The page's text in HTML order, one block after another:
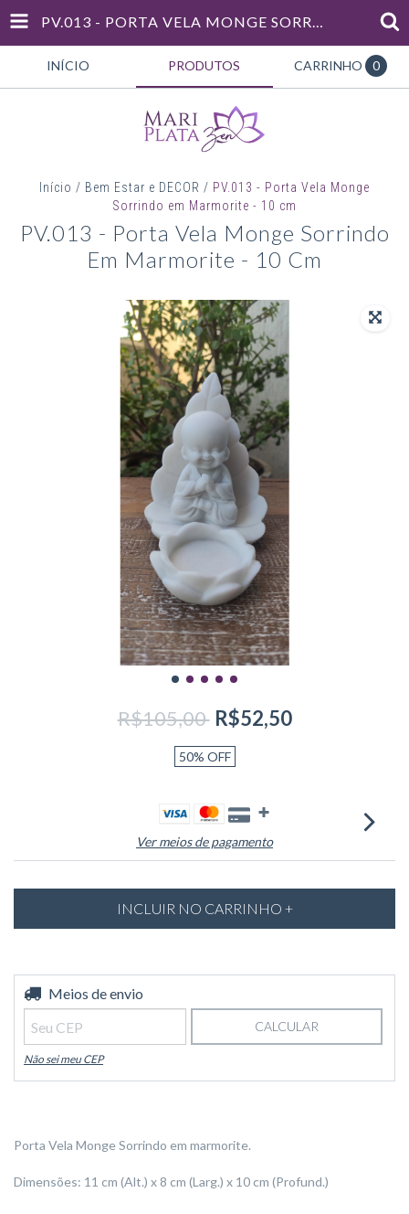
PV.013 - PORTA VELA MONGE SORRINDO EM MARMORITE - 10 CM
INÍCIO PRODUTOS CARRINHO 0
Início / Bem Estar e DECOR / PV.013 - Porta Vela Monge
Sorrindo em Marmorite - 10 cm
PV.013 - Porta Vela Monge Sorrindo
Em Marmorite - 10 Cm
R$105,00 R$52,50
50% OFF
Ver meios de pagamento
Entregas para o CEP:
Meios de envio
CALCULAR
Não sei meu CEP
Porta Vela Monge Sorrindo em marmorite.
Dimensões: 11 cm (Alt.) x 8 cm (Larg.) x 10 cm (Profund.)